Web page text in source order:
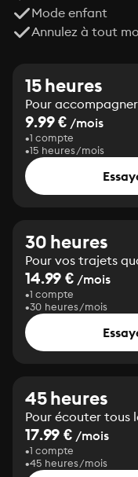
Mode enfant
Annulez à tout
15 heures
Pour
9.99 € /mois
1 compte
15 heures/mois
30 heures
Pour vos trajets
14.99 € /mois
1 compte
30 heures/mois
45 heures
Pour écouter tous
17.99 € /mois
1 compte
45 heures/mois